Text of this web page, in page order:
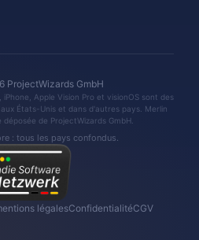
ProjectWizards GmbH
iPhone, Apple Vision Pro et visionOS sont des
États-Unis et dans d'autres pays. Merlin
de ProjectWizards GmbH.
: tous les pays confondus.
légalesConfidentialitéCGV